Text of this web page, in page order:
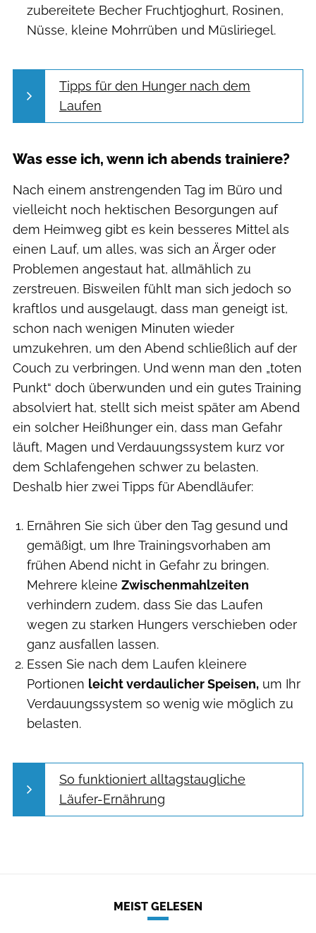
zubereitete Becher Fruchtjoghurt, Rosinen,
Nüsse, kleine Mohrrüben und Müsliriegel.
Tipps für den Hunger nach dem
Laufen
Was esse ich, wenn ich abends trainiere?
Nach einem anstrengenden Tag im Büro und
vielleicht noch hektischen Besorgungen auf
dem Heimweg gibt es kein besseres Mittel als
einen Lauf, um alles, was sich an Ärger oder
Problemen angestaut hat, allmählich zu
zerstreuen. Bisweilen fühlt man sich jedoch so
kraftlos und ausgelaugt, dass man geneigt ist,
schon nach wenigen Minuten wieder
umzukehren, um den Abend schließlich auf der
Couch zu verbringen. Und wenn man den „toten
Punkt“ doch überwunden und ein gutes Training
absolviert hat, stellt sich meist später am Abend
ein solcher Heißhunger ein, dass man Gefahr
läuft, Magen und Verdauungssystem kurz vor
dem Schlafengehen schwer zu belasten.
Deshalb hier zwei Tipps für Abendläufer:
Ernähren Sie sich über den Tag gesund und
gemäßigt, um Ihre Trainingsvorhaben am
frühen Abend nicht in Gefahr zu bringen.
Mehrere kleine Zwischenmahlzeiten
verhindern zudem, dass Sie das Laufen
wegen zu starken Hungers verschieben oder
ganz ausfallen lassen.
Essen Sie nach dem Laufen kleinere
Portionen leicht verdaulicher Speisen, um Ihr
Verdauungssystem so wenig wie möglich zu
belasten.
So funktioniert alltagstaugliche
Läufer-Ernährung
MEIST GELESEN